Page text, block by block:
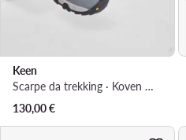
Keen
Scarpe da trekking · Koven Mid Wp 1020212 · Grigio
130,00€